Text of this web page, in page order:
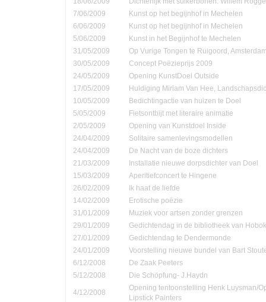
7/06/2009
Kunst op het begijnhof in Mechelen
6/06/2009
Kunst op het begijnhof in Mechelen
5/06/2009
Kunst in het Begijnhof te Mechelen
31/05/2009
Op Vurige Tongen te Ruigoord,
30/05/2009
Concept Poëzieprijs 2009
24/05/2009
Opening KunstDoel Outside
17/05/2009
Huldiging Miriam Van Hee,
10/05/2009
Bedichtingactie van huizen te Doel
5/05/2009
Fietsontbijt met literaire animatie
2/05/2009
Opening van Kunstdoel Inside
24/04/2009
Solitaire samenlevingsmodellen
24/04/2009
De Nacht van de boze dichters
21/03/2009
Installatie nieuwe dorpsdichter van Doel
15/03/2009
Aperitiefconcert te Hingene
26/02/2009
Ik haat de liefde
14/02/2009
Erotische poëzie
31/01/2009
Muziek voor artsen zonder grenzen
29/01/2009
Gedichtendag in de bibliotheek van
27/01/2009
Gedichtendag te Dendermonde
24/01/2009
Voorstelling nieuwe bundel van Bart
6/12/2008
De Zaak Peeters
5/12/2008
Die Schöpfung- J.Haydn
4/12/2008
Opening tentoonstelling Henk Luysman/
Lipstick Painters